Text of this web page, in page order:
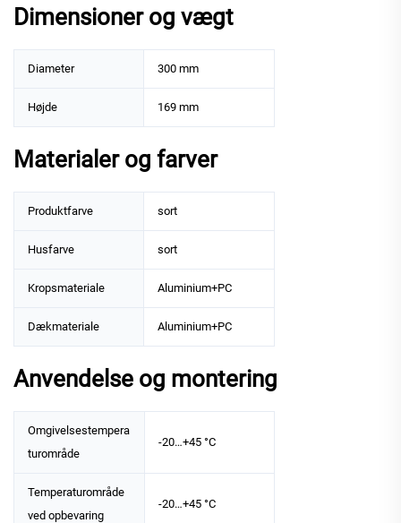
Dimensioner og vægt
Diameter 300 mm
Højde 169 mm
Materialer og farver
Produktfarve sort
Husfarve sort
Kropsmateriale Aluminium+PC
Dækmateriale Aluminium+PC
Anvendelse og montering
Omgivelsestempera
turområde
-20…+45 °C
Temperaturområde
ved opbevaring
-20…+45 °C